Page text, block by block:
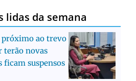
lidas da semana
ao trevo
terão novas
ficam suspensos